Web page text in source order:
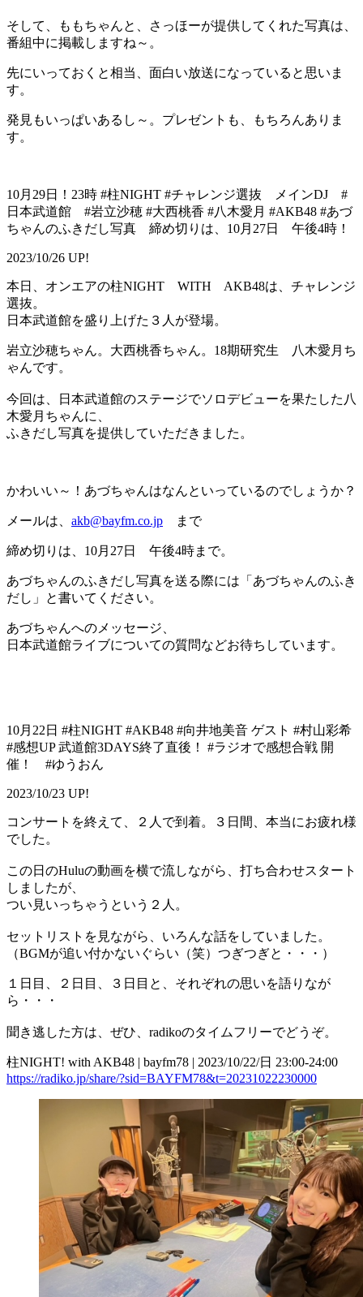
そして、ももちゃんと、さっほーが提供してくれた写真は、
番組中に掲載しますね～。
先にいっておくと相当、面白い放送になっていると思いま
す。
発見もいっぱいあるし～。プレゼントも、もちろんありま
す。
10月29日！23時 #柱NIGHT #チャレンジ選抜 メインDJ #
日本武道館 #岩立沙穂 #大西桃香 #八木愛月 #AKB48 #あづ
ちゃんのふきだし写真 締め切りは、10月27日 午後4時！
2023/10/26 UP!
本日、オンエアの柱NIGHT WITH AKB48は、チャレンジ
選抜。
日本武道館を盛り上げた３人が登場。
岩立沙穂ちゃん。大西桃香ちゃん。18期研究生 八木愛月ち
ゃんです。
今回は、日本武道館のステージでソロデビューを果たした八
木愛月ちゃんに、
ふきだし写真を提供していただきました。
かわいい～！あづちゃんはなんといっているのでしょうか？
メールは、 akb@bayfm.co.jp まで
締め切りは、10月27日 午後4時まで。
あづちゃんのふきだし写真を送る際には「あづちゃんのふき
だし」と書いてください。
あづちゃんへのメッセージ、
日本武道館ライブについての質問などお待ちしています。
10月22日 #柱NIGHT #AKB48 #向井地美音 ゲスト #村山彩希
#感想UP 武道館3DAYS終了直後！ #ラジオで感想合戦 開
催！ #ゆうおん
2023/10/23 UP!
コンサートを終えて、２人で到着。３日間、本当にお疲れ様
でした。
この日のHuluの動画を横で流しながら、打ち合わせスタート
しましたが、
つい見いっちゃうという２人。
セットリストを見ながら、いろんな話をしていました。
（BGMが追い付かないぐらい（笑）つぎつぎと・・・）
１日目、２日目、３日目と、それぞれの思いを語りなが
ら・・・
聞き逃した方は、ぜひ、radikoのタイムフリーでどうぞ。
柱NIGHT! with AKB48 | bayfm78 | 2023/10/22/日 23:00-24:00
https://radiko.jp/share/?sid=BAYFM78&t=20231022230000